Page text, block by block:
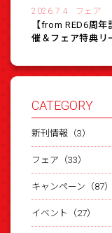
2026.7.4 フェア
【from RED6周
催＆フェア特典リ
CATEGORY
新刊情報（3）
フェア（33）
キャンペーン（87）
イベント（27）